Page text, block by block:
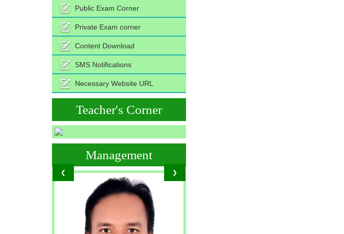
Public Exam Corner
Private Exam corner
Content Download
SMS Notifications
Necessary Website URL
Teacher's Corner
❮ ❯
Management